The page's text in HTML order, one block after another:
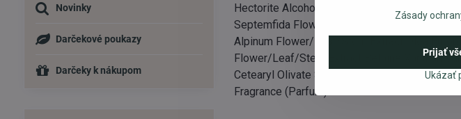
Hectorite Alcohol Plukenetia Volubilis Seed
Septemfida Flower/Leaf/Stem Extract
Alpinum Flower/Leaf/Stem Extract Olea
Flower/Leaf/Stem Extract Betaine Xanthan
Cetearyl Olivate Sorbitan Olivate Glyceryl
Fragrance (Parfum) 1 Limonene 1 Linalool 1
Novinky
Darčekové poukazy
Darčeky k nákupom
Zásady
Ukázať
Prijať